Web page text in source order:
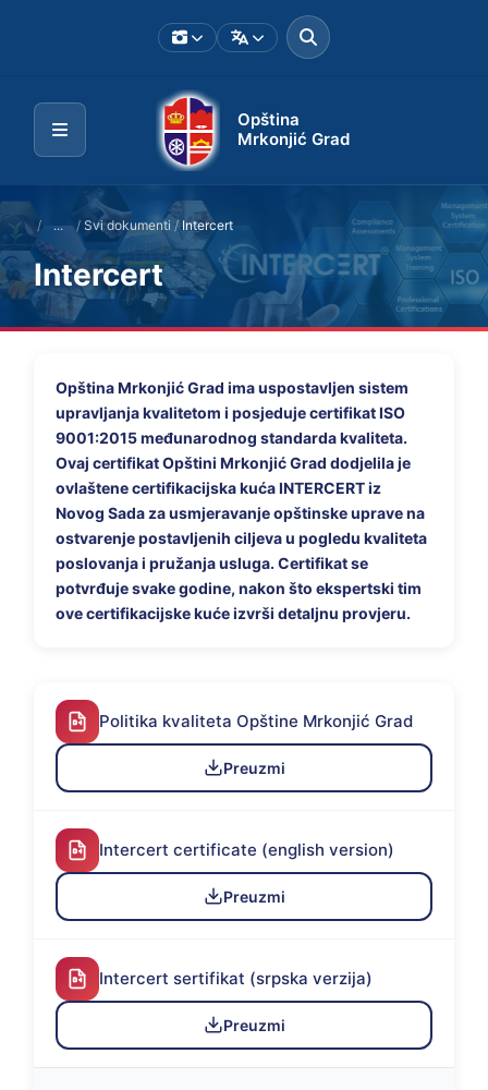
Opština
Mrkonjić Grad
/ ... / Svi dokumenti / Intercert
Intercert
Opština Mrkonjić Grad ima uspostavljen sistem
upravljanja kvalitetom i posjeduje certifikat ISO
9001:2015 međunarodnog standarda kvaliteta.
Ovaj certifikat Opštini Mrkonjić Grad dodjelila je
ovlaštene certifikacijska kuća INTERCERT iz
Novog Sada za usmjeravanje opštinske uprave na
ostvarenje postavljenih ciljeva u pogledu kvaliteta
poslovanja i pružanja usluga. Certifikat se
potvrđuje svake godine, nakon što ekspertski tim
ove certifikacijske kuće izvrši detaljnu provjeru.
Politika kvaliteta Opštine Mrkonjić Grad
Preuzmi
Intercert certificate (english version)
Preuzmi
Intercert sertifikat (srpska verzija)
Preuzmi